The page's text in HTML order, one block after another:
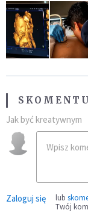
Jak być kreatywnym
Zaloguj się lub
Twój